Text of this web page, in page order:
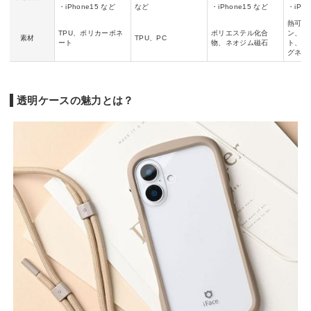
・iPhone15 など
など
・iPhone15 など
・
素材
TPU、ポリカーボネ
ート
TPU、PC
ポリエステル化合
物、ネオジム磁石
熱可塑
ン、ポ
ト、
グネッ
透明ケースの魅力とは？